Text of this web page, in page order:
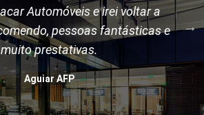
Automóveis e irei voltar a
pessoas fantásticas e
muito prestativas.
Aguiar AFP